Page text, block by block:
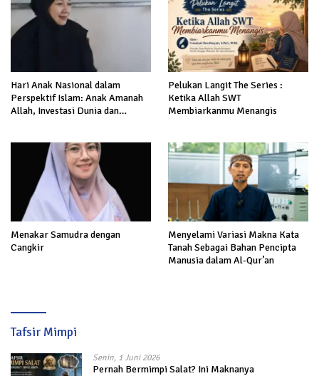
Hari Anak Nasional dalam
Perspektif Islam: Anak Amanah
Allah, Investasi Dunia dan
Pelukan Langit The Series :
Ketika Allah SWT
Membiarkanmu Menangis
Menakar Samudra dengan
Cangkir
Menyelami Variasi Makna Kata
Tanah Sebagai Bahan Pencipta
Manusia dalam Al-Qur’an
Tafsir Mimpi
Senin, 1 Juni 2026
Pernah Bermimpi Salat? Ini Maknanya